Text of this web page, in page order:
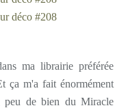
ma librairie préférée
ça m'a fait énormément
peu de bien du Miracle